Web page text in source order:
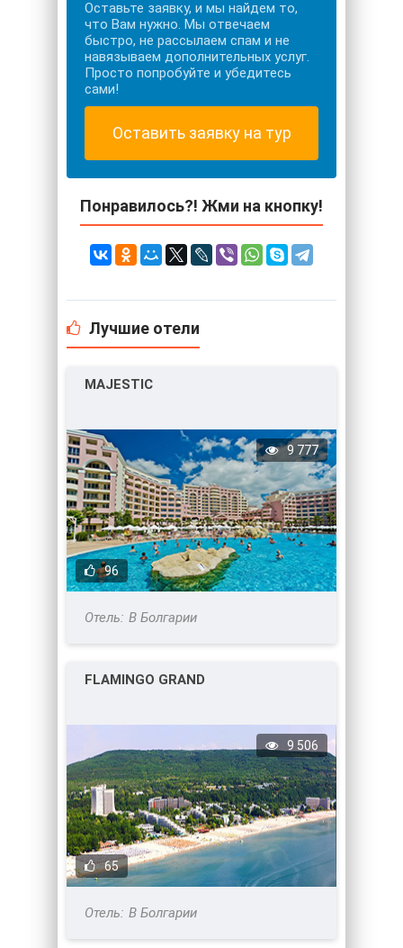
Оставьте заявку, и мы найдем то,
что Вам нужно. Мы отвечаем
быстро, не рассылаем спам и не
навязываем дополнительных услуг.
Просто попробуйте и убедитесь
сами!
Оставить заявку на тур
Понравилось?! Жми на кнопку!
Лучшие отели
MAJESTIC
96
9 777
В Болгарии
FLAMINGO GRAND
65
9 506
В Болгарии